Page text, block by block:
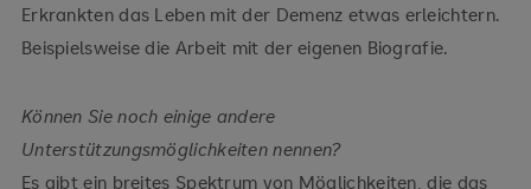
Erkrankten das Leben mit der Demenz etwas erleichtern.
Beispielsweise die Arbeit mit der eigenen Biografie.
Können Sie noch einige andere
Unterstützungsmöglichkeiten nennen?
Es gibt ein breites Spektrum von Möglichkeiten, die das